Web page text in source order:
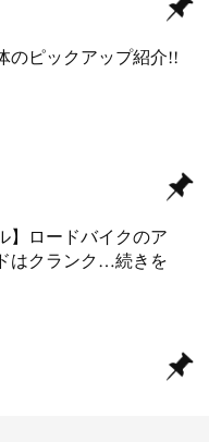
のピックアップ紹介!!
】ロードバイクのア
はクランク …続きを